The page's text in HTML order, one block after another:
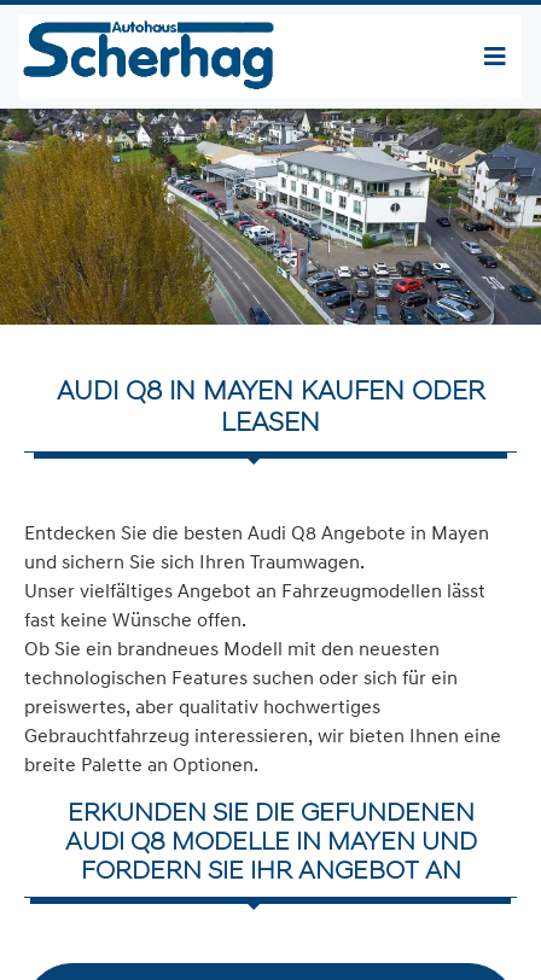
AUDI Q8 IN MAYEN KAUFEN ODER
LEASEN
Entdecken Sie die besten Audi Q8 Angebote in Mayen
und sichern Sie sich Ihren Traumwagen.
Unser vielfältiges Angebot an Fahrzeugmodellen lässt
fast keine Wünsche offen.
Ob Sie ein brandneues Modell mit den neuesten
technologischen Features suchen oder sich für ein
preiswertes, aber qualitativ hochwertiges
Gebrauchtfahrzeug interessieren, wir bieten Ihnen eine
breite Palette an Optionen.
ERKUNDEN SIE DIE GEFUNDENEN
AUDI Q8 MODELLE IN MAYEN UND
FORDERN SIE IHR ANGEBOT AN